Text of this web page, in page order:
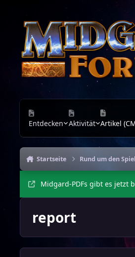
Entdecken Aktivität Artikel
Startseite Rund um den
Midgard-PDFs gibt es jetzt
report